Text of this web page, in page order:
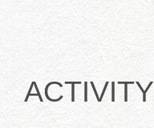
ACTIVITY